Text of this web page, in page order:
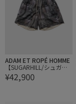
ADAM ET ROPÉ HOMME
【SUGARHILL/シュガー
ヒル】"CAR SERVICE" 2F
ACE MESH SHORT PANTS
¥42,900